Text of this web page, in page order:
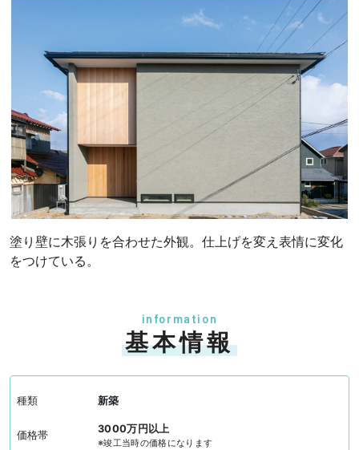
塗り壁に木張りを合わせた外観。仕上げを変え表情に変化
をつけている。
information
基本情報
種類 新築
価格帯
3000万円以上
※竣工当時の価格になります